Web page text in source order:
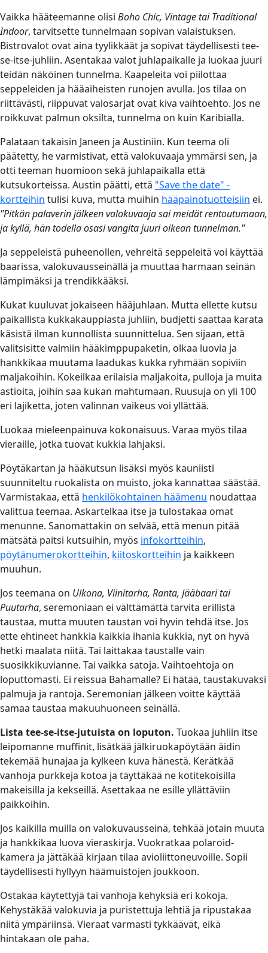
Vaikka hääteemanne olisi Boho Chic, Vintage tai Traditional
Indoor, tarvitsette tunnelmaan sopivan valaistuksen.
Bistrovalot ovat aina tyylikkäät ja sopivat täydellisesti tee-
se-itse-juhliin. Asentakaa valot juhlapaikalle ja luokaa juuri
teidän näköinen tunnelma. Kaapeleita voi piilottaa
seppeleiden ja hääaiheisten runojen avulla. Jos tilaa on
riittävästi, riippuvat valosarjat ovat kiva vaihtoehto. Jos ne
roikkuvat palmun oksilta, tunnelma on kuin Karibialla.
Palataan takaisin Janeen ja Austiniin. Kun teema oli
päätetty, he varmistivat, että valokuvaaja ymmärsi sen, ja
otti teeman huomioon sekä juhlapaikalla että
kutsukorteissa. Austin päätti, että "Save the date" -
kortteihin tulisi kuva, mutta muihin hääpainotuotteisiin ei.
"Pitkän palaverin jälkeen valokuvaaja sai meidät rentoutumaan,
ja kyllä, hän todella osasi vangita juuri oikean tunnelman."
Ja seppeleistä puheenollen, vehreitä seppeleitä voi käyttää
baarissa, valokuvausseinällä ja muuttaa harmaan seinän
lämpimäksi ja trendikkääksi.
Kukat kuuluvat jokaiseen hääjuhlaan. Mutta ellette kutsu
paikallista kukkakauppiasta juhliin, budjetti saattaa karata
käsistä ilman kunnollista suunnittelua. Sen sijaan, että
valitsisitte valmiin hääkimppupaketin, olkaa luovia ja
hankkikaa muutama laadukas kukka ryhmään sopiviin
maljakoihin. Kokeilkaa erilaisia maljakoita, pulloja ja muita
astioita, joihin saa kukan mahtumaan. Ruusuja on yli 100
eri lajiketta, joten valinnan vaikeus voi yllättää.
Luokaa mieleenpainuva kokonaisuus. Varaa myös tilaa
vieraille, jotka tuovat kukkia lahjaksi.
Pöytäkartan ja hääkutsun lisäksi myös kauniisti
suunniteltu ruokalista on muisto, joka kannattaa säästää.
Varmistakaa, että henkilökohtainen häämenu noudattaa
valittua teemaa. Askartelkaa itse ja tulostakaa omat
menunne. Sanomattakin on selvää, että menun pitää
mätsätä paitsi kutsuihin, myös infokortteihin,
pöytänumerokortteihin, kiitoskortteihin ja kaikkeen
muuhun.
Jos teemana on Ulkona, Viinitarha, Ranta, Jääbaari tai
Puutarha, seremoniaan ei välttämättä tarvita erillistä
taustaa, mutta muuten taustan voi hyvin tehdä itse. Jos
ette ehtineet hankkia kaikkia ihania kukkia, nyt on hyvä
hetki maalata niitä. Tai laittakaa taustalle vain
suosikkikuvianne. Tai vaikka satoja. Vaihtoehtoja on
loputtomasti. Ei reissua Bahamalle? Ei hätää, taustakuvaksi
palmuja ja rantoja. Seremonian jälkeen voitte käyttää
samaa taustaa makuuhuoneen seinällä.
Lista tee-se-itse-jutuista on loputon. Tuokaa juhliin itse
leipomanne muffinit, lisätkää jälkiruokapöytään äidin
tekemää hunajaa ja kylkeen kuva hänestä. Kerätkää
vanhoja purkkeja kotoa ja täyttäkää ne kotitekoisilla
makeisilla ja kekseillä. Asettakaa ne esille yllättäviin
paikkoihin.
Jos kaikilla muilla on valokuvausseinä, tehkää jotain muuta
ja hankkikaa luova vieraskirja. Vuokratkaa polaroid-
kamera ja jättäkää kirjaan tilaa avioliittoneuvoille. Sopii
täydellisesti hyllyyn häämuistojen joukkoon.
Ostakaa käytettyjä tai vanhoja kehyksiä eri kokoja.
Kehystäkää valokuvia ja puristettuja lehtiä ja ripustakaa
niitä ympäriinsä. Vieraat varmasti tykkäävät, eikä
hintakaan ole paha.